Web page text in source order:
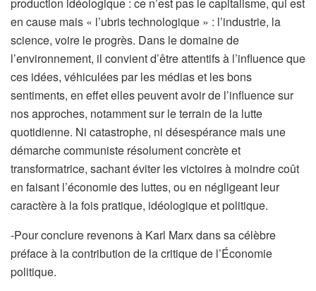
en cause mais « l’ubris technologique » : l’industrie, la
science, voire le progrès. Dans le domaine de
l’environnement, il convient d’être attentifs à l’influence que
ces idées, véhiculées par les médias et les bons
sentiments, en effet elles peuvent avoir de l’influence sur
nos approches, notamment sur le terrain de la lutte
quotidienne. Ni catastrophe, ni désespérance mais une
démarche communiste résolument concrète et
transformatrice, sachant éviter les victoires à moindre coût
en faisant l’économie des luttes, ou en négligeant leur
caractère à la fois pratique, idéologique et politique.
-Pour conclure revenons à Karl Marx dans sa célèbre
préface à la contribution de la critique de l’Économie
politique.